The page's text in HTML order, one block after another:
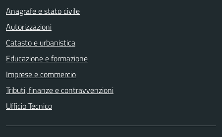
Anagrafe e stato civile
Autorizzazioni
Catasto e urbanistica
Educazione e formazione
Imprese e commercio
Tributi, finanze e contravvenzioni
Ufficio Tecnico